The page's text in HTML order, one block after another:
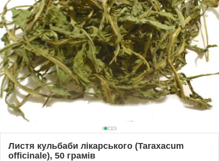
Листя кульбаби лікарського (Taraxacum
officinale), 50 грамів